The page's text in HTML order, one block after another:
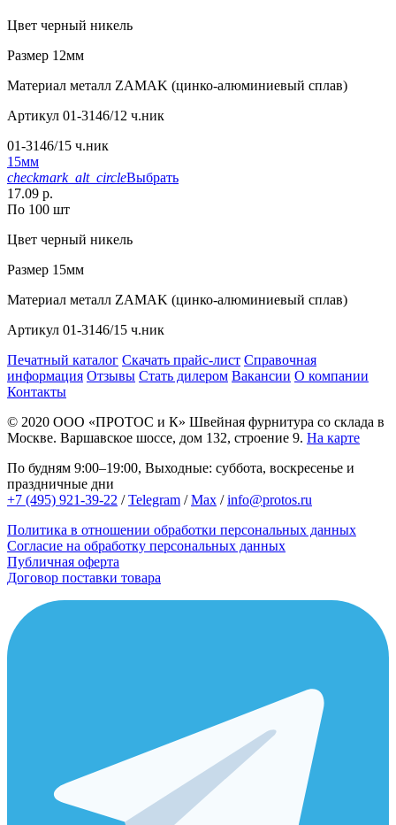
Цвет черный никель
Размер 12мм
Материал металл ZAMAK (цинко-алюминиевый сплав)
Артикул 01-3146/12 ч.ник
01-3146/15 ч.ник
15мм
checkmark_alt_circleВыбрать
17.09 р.
По 100 шт
Цвет черный никель
Размер 15мм
Материал металл ZAMAK (цинко-алюминиевый сплав)
Артикул 01-3146/15 ч.ник
Печатный каталог Скачать прайс-лист Справочная
информация Отзывы Стать дилером Вакансии О компании
Контакты
© 2020 ООО «ПРОТОС и К» Швейная фурнитура со склада в
Москве. Варшавское шоссе, дом 132, строение 9. На карте
По будням 9:00–19:00, Выходные: суббота, воскресенье и
праздничные дни
+7 (495) 921-39-22 /Telegram /Max /info@protos.ru
Политика в отношении обработки персональных данных
Согласие на обработку персональных данных
Публичная оферта
Договор поставки товара